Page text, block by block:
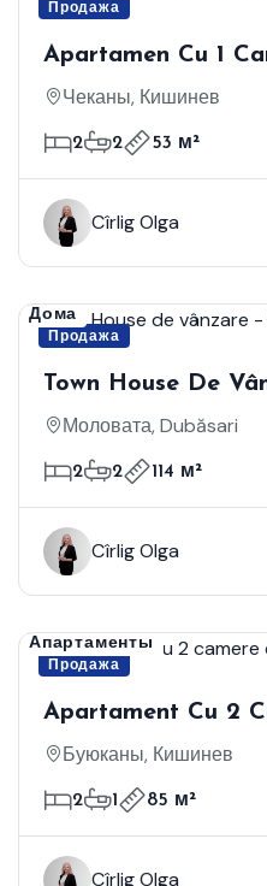
Продажа
Apartamen Cu 1
Ciocana
Чеканы, Кишинев
2 2 53 м²
Cîrlig Olga
Продажа
Дома
Town House De
Моловата, Dubăsari
2 2 114 м²
Cîrlig Olga
Продажа
Апартаменты
Apartament Cu 2
Buiucani
Буюканы, Кишинев
2 1 85 м²
Cîrlig Olga